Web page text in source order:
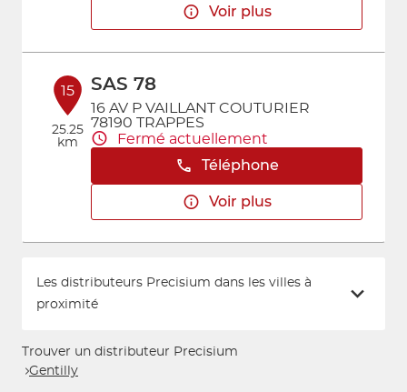
Voir plus
15
25.25
km
SAS 78
16 AV P VAILLANT COUTURIER
78190 TRAPPES
Fermé actuellement
Téléphone
Voir plus
Les distributeurs Precisium dans les villes à
proximité
Trouver un distributeur Precisium
Gentilly